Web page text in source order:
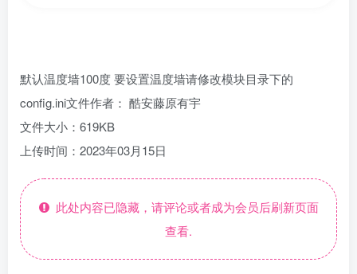
默认温度墙100度 要设置温度墙请修改模块目录下的
config.ini文件作者： 酷安藤原有宇
文件大小：619KB
上传时间：2023年03月15日
此处内容已隐藏，请评论或者成为会员后刷新页面
查看.